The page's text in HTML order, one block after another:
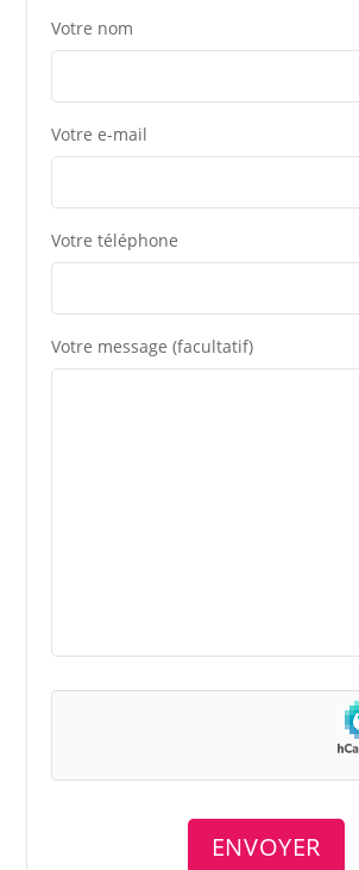
Votre nom
Votre e-mail
Votre téléphone
Votre message (facultatif)